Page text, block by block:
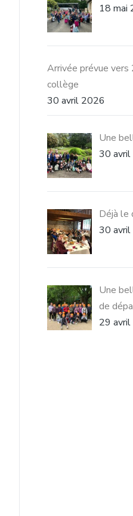
18 mai
Arrivée prévue
collège
30 avril 2026
Une
30
Déjà le
30
Une
de
29